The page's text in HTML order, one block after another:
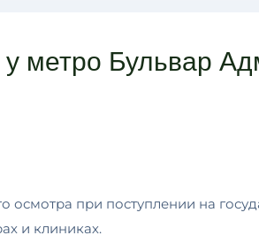
метро Бульвар
при поступлении на
и клиниках.